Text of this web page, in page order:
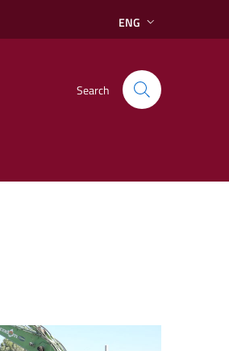
ENG
Search